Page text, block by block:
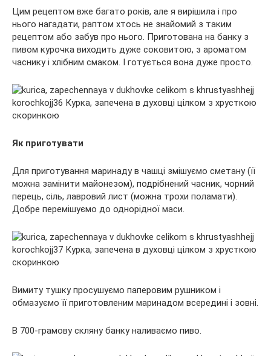
Цим рецептом вже багато років, але я вирішила і про
нього нагадати, раптом хтось не знайомий з таким
рецептом або забув про нього. Приготована на банку з
пивом курочка виходить дуже соковитою, з ароматом
часнику і хлібним смаком. І готується вона дуже просто.
Як приготувати
Для приготування маринаду в чашці змішуємо сметану (її
можна замінити майонезом), подрібнений часник, чорний
перець, сіль, лавровий лист (можна трохи поламати).
Добре перемішуємо до однорідної маси.
Вимиту тушку просушуємо паперовим рушником і
обмазуємо її приготовленим маринадом всередині і зовні.
В 700-грамову скляну банку наливаємо пиво.